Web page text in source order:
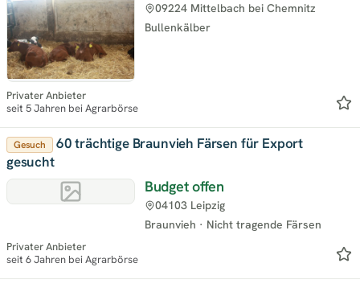
Bullenkälber
09224 Mittelbach bei Chemnitz
Privater Anbieter
seit 5 Jahren bei Agrarbörse
Gesuch
60 trächtige Braunvieh Färsen für Export
gesucht
Budget offen
Braunvieh · Nicht tragende Färsen
04103 Leipzig
Privater Anbieter
seit 6 Jahren bei Agrarbörse